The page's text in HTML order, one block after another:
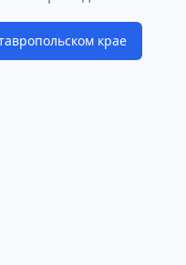
крае